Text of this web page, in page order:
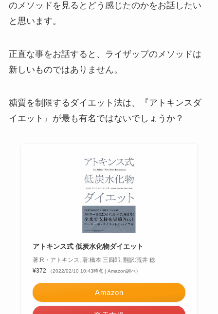
のメソッドを見るとどう感じたのかをお話したい
と思います。
正直な事をお話すると、ライザップのメソッドは
新しいものではありません。
糖質を制限するダイエット法は、『アトキンスダ
イエット』が最も有名ではないでしょうか？
アトキンス式 低炭水化物ダイエット
著:R・アトキンス, 著:橋本 三四郎, 翻訳:荒井 稔
¥372
（2022/02/10 10:43時点 | Amazon調べ）
Amazon